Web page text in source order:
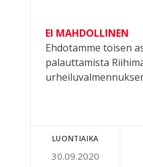
EI MAHDOLLINEN
Ehdotamme toisen
palauttamista
LUONTIAIKA
30.09.2020